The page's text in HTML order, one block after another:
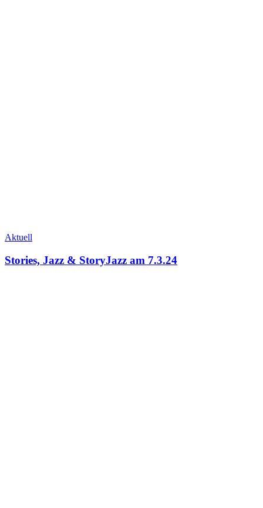
Aktuell
Stories, Jazz & StoryJazz am 7.3.24